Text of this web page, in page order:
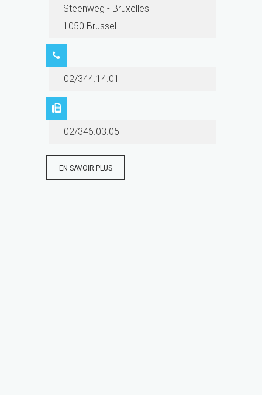
Steenweg - Bruxelles
1050 Brussel
02/344.14.01
02/346.03.05
EN SAVOIR PLUS